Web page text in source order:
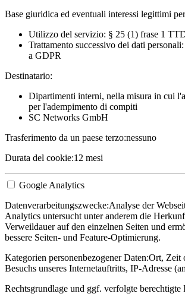
Base giuridica ed eventuali interessi legittimi
Utilizzo del servizio: § 25 (1) frase 1
Trattamento successivo dei dati
a GDPR
Destinatario:
Dipartimenti interni, nella misura in cui
per l'adempimento di compiti
SC Networks GmbH
Trasferimento da un paese terzo:nessuno
Durata del cookie:12 mesi
Google Analytics
Datenverarbeitungszwecke:Analyse der
Analytics untersucht unter anderem die
Verweildauer auf den einzelnen Seiten und
bessere Seiten- und Feature-Optimierung.
Kategorien personenbezogener Daten:Ort, Zeit
Besuchs unseres Internetauftritts, IP-Adresse
Rechtsgrundlage und ggf. verfolgte berechtigte